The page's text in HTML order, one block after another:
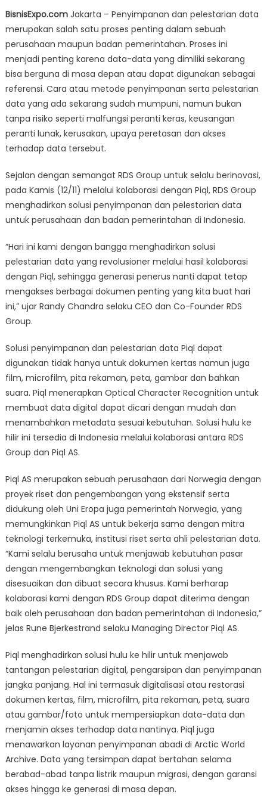
dan
Mudah
Diakses,
RDS
Group
Kolaborasi
dengan
Hadirkan
Solusi
BisnisExpo.comJakarta – Penyimpanan dan pelestarian data
merupakan salah satu proses penting dalam sebuah
perusahaan maupun badan pemerintahan. Proses ini
menjadi penting karena data-data yang dimiliki sekarang
bisa berguna di masa depan atau dapat digunakan sebagai
referensi. Cara atau metode penyimpanan serta pelestarian
data yang ada sekarang sudah mumpuni, namun bukan
tanpa risiko seperti malfungsi peranti keras, keusangan
peranti lunak, kerusakan, upaya peretasan dan akses
terhadap data tersebut.
Sejalan dengan semangat RDS Group untuk selalu berinovasi,
pada Kamis (12/11) melalui kolaborasi dengan Piql, RDS Group
menghadirkan solusi penyimpanan dan pelestarian data
untuk perusahaan dan badan pemerintahan di Indonesia.
“Hari ini kami dengan bangga menghadirkan solusi
pelestarian data yang revolusioner melalui hasil kolaborasi
dengan Piql, sehingga generasi penerus nanti dapat tetap
mengakses berbagai dokumen penting yang kita buat hari
ini,” ujar Randy Chandra selaku CEO dan Co-Founder RDS
Group.
Solusi penyimpanan dan pelestarian data Piql dapat
digunakan tidak hanya untuk dokumen kertas namun juga
film, microfilm, pita rekaman, peta, gambar dan bahkan
suara. Piql menerapkan Optical Character Recognition untuk
membuat data digital dapat dicari dengan mudah dan
menambahkan metadata sesuai kebutuhan. Solusi hulu ke
hilir ini tersedia di Indonesia melalui kolaborasi antara RDS
Group dan Piql AS.
Piql AS merupakan sebuah perusahaan dari Norwegia dengan
proyek riset dan pengembangan yang ekstensif serta
didukung oleh Uni Eropa juga pemerintah Norwegia, yang
memungkinkan Piql AS untuk bekerja sama dengan mitra
teknologi terkemuka, institusi riset serta ahli pelestarian data.
“Kami selalu berusaha untuk menjawab kebutuhan pasar
dengan mengembangkan teknologi dan solusi yang
disesuaikan dan dibuat secara khusus. Kami berharap
kolaborasi kami dengan RDS Group dapat diterima dengan
baik oleh perusahaan dan badan pemerintahan di Indonesia,”
jelas Rune Bjerkestrand selaku Managing Director Piql AS.
Piql menghadirkan solusi hulu ke hilir untuk menjawab
tantangan pelestarian digital, pengarsipan dan penyimpanan
jangka panjang. Hal ini termasuk digitalisasi atau restorasi
dokumen kertas, film, microfilm, pita rekaman, peta, suara
atau gambar/foto untuk mempersiapkan data-data dan
menjamin akses terhadap data nantinya. Piql juga
menawarkan layanan penyimpanan abadi di Arctic World
Archive. Data yang tersimpan dapat bertahan selama
berabad-abad tanpa listrik maupun migrasi, dengan garansi
akses hingga ke generasi di masa depan.